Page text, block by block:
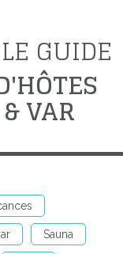
GUIDE
VAR
Sauna